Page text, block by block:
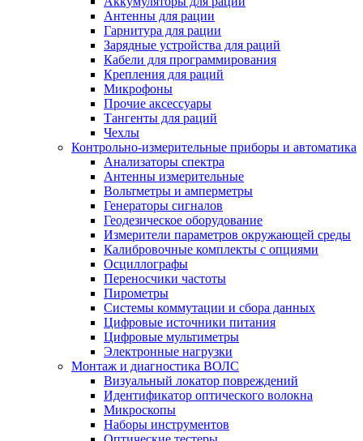
Антенны для рации
Гарнитура для рации
Зарядные устройства для раций
Кабели для программирования
Крепления для раций
Микрофоны
Прочие аксессуары
Тангенты для раций
Чехлы
Контрольно-измерительные приборы и автоматика
Анализаторы спектра
Антенны измерительные
Вольтметры и амперметры
Генераторы сигналов
Геодезическое оборудование
Измерители параметров окружающей среды
Калибровочные комплекты с опциями
Осциллографы
Переносчики частоты
Пирометры
Системы коммутации и сбора данных
Цифровые источники питания
Цифровые мультиметры
Электронные нагрузки
Монтаж и диагностика ВОЛС
Визуальный локатор повреждений
Идентификатор оптического волокна
Микроскопы
Наборы инструментов